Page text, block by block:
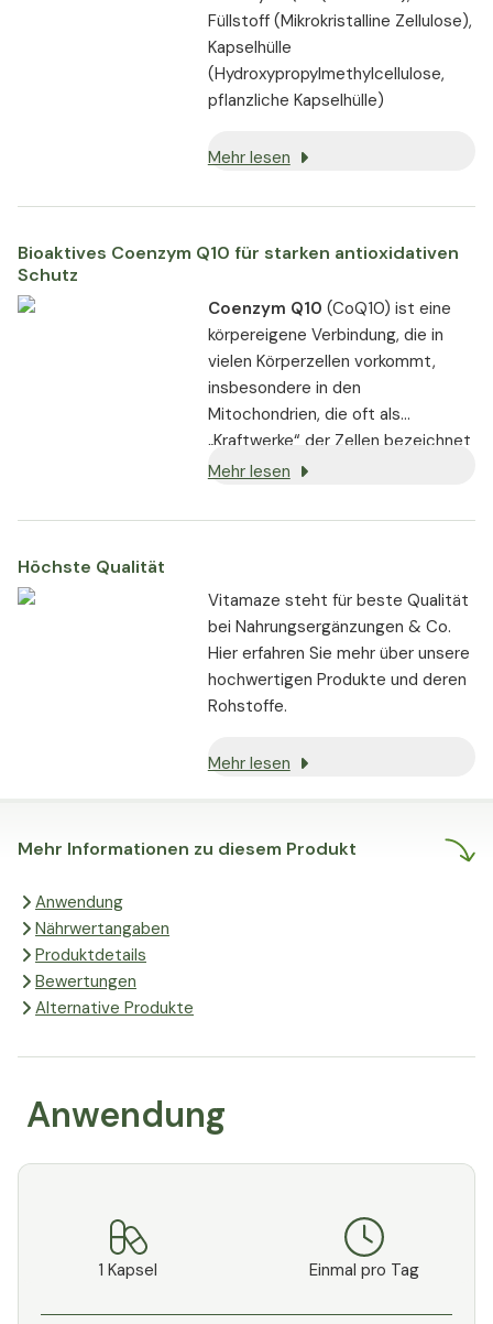
Füllstoff (Mikrokristalline Zellulose),
Kapselhülle
(Hydroxypropylmethylcellulose,
pflanzliche Kapselhülle)
Mehr lesen
Bioaktives Coenzym Q10 für starken antioxidativen
Schutz
Coenzym Q10 (CoQ10) ist eine
körpereigene Verbindung, die in
vielen Körperzellen vorkommt,
insbesondere in den
Mitochondrien, die oft als
„Kraftwerke“ der Zellen bezeichnet
werden. CoQ10 ist eine Verbindung
und ein natürlicher Bestandteil
Mehr lesen
Höchste Qualität
Vitamaze steht für beste Qualität
bei Nahrungsergänzungen & Co.
Hier erfahren Sie mehr über unsere
hochwertigen Produkte und deren
Rohstoffe.
Mehr lesen
Mehr Informationen zu diesem Produkt
Anwendung
Nährwertangaben
Produktdetails
Bewertungen
Alternative Produkte
Anwendung
1 Kapsel Einmal pro Tag